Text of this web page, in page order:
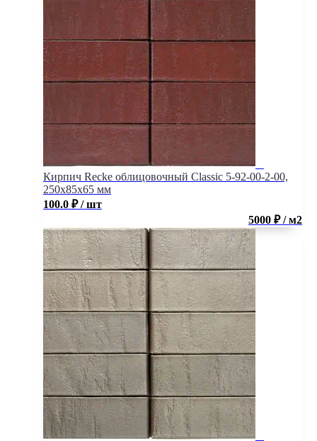
Кирпич Recke облицовочный Classic 5-92-00-2-00,
250x85x65 мм
100.0 ₽ / шт
5000 ₽ / м2